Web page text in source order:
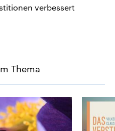
verbessert
Thema